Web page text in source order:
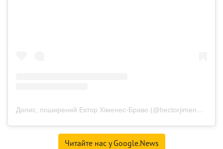
Допис, поширений Ектор Хіменес-Браво (@hectorjimenezbravo)
Читайте нас у Google.News